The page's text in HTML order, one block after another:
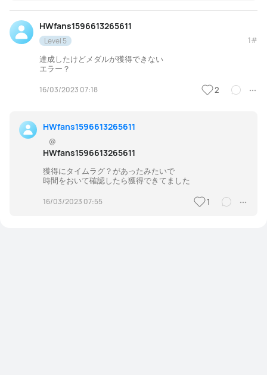
HWfans1596613265611
Level 5 1#
達成したけどメダルが獲得できない
エラー？
16/03/2023 07:18 2
HWfans1596613265611
@
HWfans1596613265611
獲得にタイムラグ？があったみたいで
時間をおいて確認したら獲得できてました
16/03/2023 07:55 1